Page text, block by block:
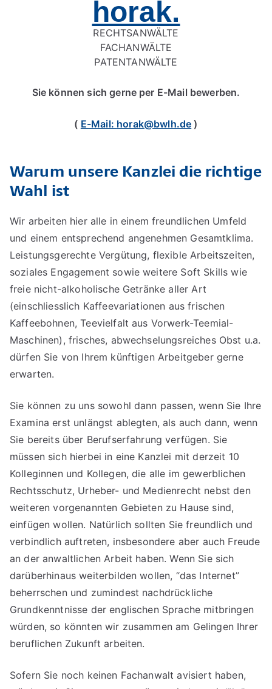
horak.
RECHTSANWÄLTE
FACHANWÄLTE
PATENTANWÄLTE
Sie können sich gerne per E-Mail bewerben.
( E-Mail: horak@bwlh.de )
Warum unsere Kanzlei die richtige
Wahl ist
Wir arbeiten hier alle in einem freundlichen Umfeld
und einem entsprechend angenehmen Gesamtklima.
Leistungsgerechte Vergütung, flexible Arbeitszeiten,
soziales Engagement sowie weitere Soft Skills wie
freie nicht-alkoholische Getränke aller Art
(einschliesslich Kaffeevariationen aus frischen
Kaffeebohnen, Teevielfalt aus Vorwerk-Teemial-
Maschinen), frisches, abwechselungsreiches Obst u.a.
dürfen Sie von Ihrem künftigen Arbeitgeber gerne
erwarten.
Sie können zu uns sowohl dann passen, wenn Sie Ihre
Examina erst unlängst ablegten, als auch dann, wenn
Sie bereits über Berufserfahrung verfügen. Sie
müssen sich hierbei in eine Kanzlei mit derzeit 10
Kolleginnen und Kollegen, die alle im gewerblichen
Rechtsschutz, Urheber- und Medienrecht nebst den
weiteren vorgenannten Gebieten zu Hause sind,
einfügen wollen. Natürlich sollten Sie freundlich und
verbindlich auftreten, insbesondere aber auch Freude
an der anwaltlichen Arbeit haben. Wenn Sie sich
darüberhinaus weiterbilden wollen, “das Internet”
beherrschen und zumindest nachdrückliche
Grundkenntnisse der englischen Sprache mitbringen
würden, so könnten wir zusammen am Gelingen Ihrer
beruflichen Zukunft arbeiten.
Sofern Sie noch keinen Fachanwalt avisiert haben,